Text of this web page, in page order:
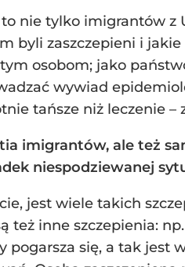
nie tylko imigrantów z
byli zaszczepieni i
osobom; jako
wywiad
tańsze niż leczenie –
imigrantów, ale też
niespodziewanej
jest wiele takich
też inne szczepienia:
pogarsza się, a tak jest